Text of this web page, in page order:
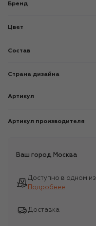
Бренд
Цвет
Состав
Страна дизайна
Артикул
Артикул производителя
Ваш город Москва
Доступно в одном
Подробнее
Доставка